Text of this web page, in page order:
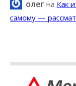
олег на Как
самому —